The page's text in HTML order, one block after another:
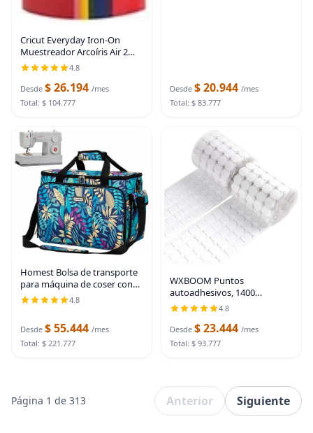
Cricut Everyday Iron-On
Muestreador Arcoíris Air 2
Máquina Maker 12X12(6)
4.8
Desde $ 26.194 /mes
Total: $ 104.777
Desde $ 20.944 /mes
Total: $ 83.777
Homest Bolsa de transporte
para máquina de coser con
múltiples bolsillos de
almacenamiento, bolsa
hombro, compatible
4.8
Desde $ 55.444 /mes
Total: $ 221.777
WXBOOM Puntos
autoadhesivos, 1400
unidades (700 pares) de 0.79
pulgadas de diámetro,
puntos blancos de gancho y
bucle con parte trasera
4.8
Desde $ 23.444 /mes
Total: $ 93.777
Página 1 de 313 Anterior Siguiente